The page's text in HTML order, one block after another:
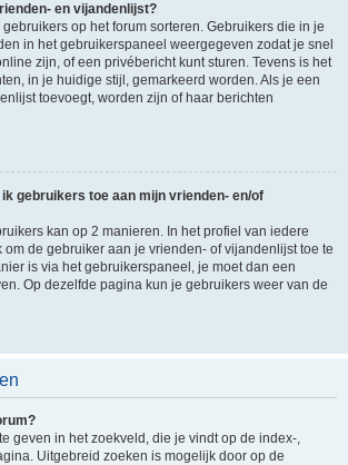
en vijandenlijst?
op het forum sorteren. Gebruikers die in je
in het gebruikerspaneel weergegeven zodat je snel
zijn, of een privébericht kunt sturen. Tevens is het
in je huidige stijl, gemarkeerd worden. Als je een
toevoegt, worden zijn of haar berichten
gebruikers toe aan mijn vrienden- en/of
kan op 2 manieren. In het profiel van iedere
de gebruiker aan je vrienden- of vijandenlijst toe te
is via het gebruikerspaneel, je moet dan een
Op dezelfde pagina kun je gebruikers weer van de
geven in het zoekveld, die je vindt op de index-,
Uitgebreid zoeken is mogelijk door op de